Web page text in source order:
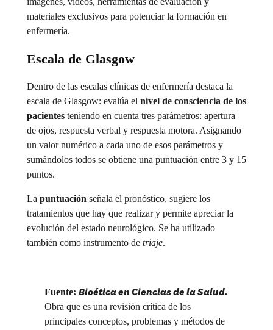
materiales exclusivos para potenciar la formación en
enfermería.
Escala de Glasgow
Dentro de las escalas clínicas de enfermería destaca la
escala de Glasgow: evalúa el nivel de consciencia de los
pacientesteniendo en cuenta tres parámetros: apertura
de ojos, respuesta verbal y respuesta motora. Asignando
un valor numérico a cada uno de esos parámetros y
sumándolos todos se obtiene una puntuación entre 3 y 15
puntos.
La puntuación señala el pronóstico, sugiere los
tratamientos que hay que realizar y permite apreciar la
evolución del estado neurológico. Se ha utilizado
también como instrumento de triaje.
Fuente: Bioética en Ciencias de la Salud.
Obra que es una revisión crítica de los
principales conceptos, problemas y métodos de